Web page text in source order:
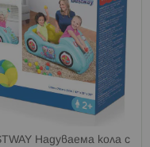
Надуваема кола с